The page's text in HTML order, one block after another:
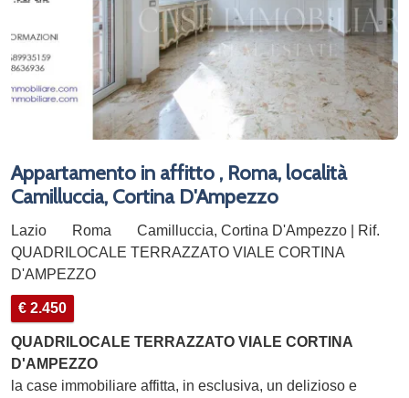
Appartamento in affitto , Roma, località
Camilluccia, Cortina D'Ampezzo
Lazio Roma
Camilluccia, Cortina D'Ampezzo | Rif.
QUADRILOCALE TERRAZZATO VIALE CORTINA
D'AMPEZZO
€ 2.450
QUADRILOCALE TERRAZZATO VIALE CORTINA
D'AMPEZZO
la case immobiliare affitta, in esclusiva, un delizioso e